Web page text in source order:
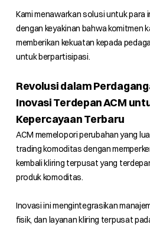
Kami menawarkan solusi untuk para
dengan keyakinan bahwa komitmen
memberikan kekuatan kepada
untuk berpartisipasi.
Revolusi dalam
Inovasi Terdepan ACM
Kepercayaan Terbaru
ACM memelopori perubahan yang
trading komoditas dengan
kembali kliring terpusat yang
produk komoditas.
Inovasi ini mengintegrasikan
fisik, dan layanan kliring terpusat